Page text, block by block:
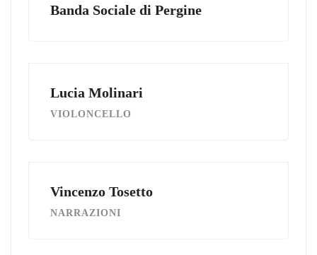
Banda Sociale di Pergine
Lucia Molinari
VIOLONCELLO
Vincenzo Tosetto
NARRAZIONI